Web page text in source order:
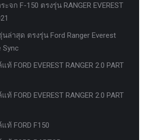
จก F-150 ตรงรุ่น RANGER EVEREST
ล่าสุด ตรงรุ่น Ford Ranger Everest
Sync
FORD EVEREST RANGER 2.0 PART
FORD EVEREST RANGER 2.0 PART
ท้ FORD F150